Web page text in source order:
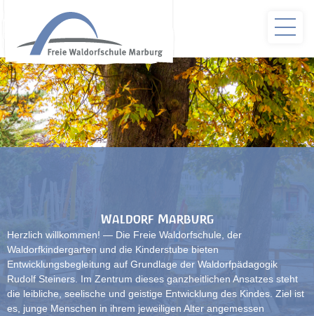
Waldorf Marburg
Herzlich willkommen! — Die Freie Waldorfschule, der
Waldorfkindergarten und die Kinderstube bieten
Entwicklungsbegleitung auf Grundlage der Waldorfpädagogik
Rudolf Steiners. Im Zentrum dieses ganzheitlichen Ansatzes steht
die leibliche, seelische und geistige Entwicklung des Kindes. Ziel ist
es, junge Menschen in ihrem jeweiligen Alter angemessen